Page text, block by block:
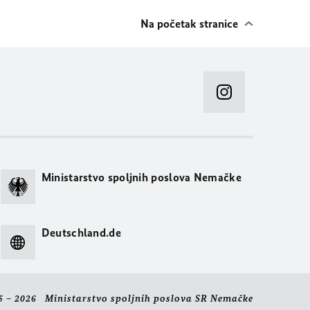
Na početak stranice
Ministarstvo spoljnih poslova Nemačke
Deutschland.de
– 2026 Ministarstvo spoljnih poslova SR Nemačke